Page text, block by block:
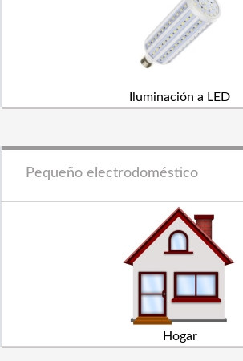
Iluminación a LED
Pequeño electrodoméstico
Hogar